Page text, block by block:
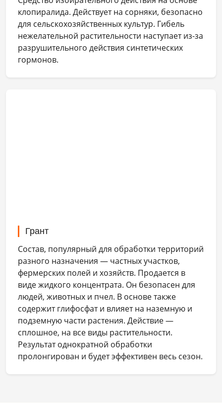
клопиралида. Действует на сорняки, безопасно
для сельскохозяйственных культур. Гибель
нежелательной растительности наступает из-за
разрушительного действия синтетических
гормонов.
Грант
Состав, популярный для обработки территорий
разного назначения — частных участков,
фермерских полей и хозяйств. Продается в
виде жидкого концентрата. Он безопасен для
людей, животных и пчел. В основе также
содержит глифосфат и влияет на наземную и
подземную части растения. Действие —
сплошное, на все виды растительности.
Результат однократной обработки
пролонгирован и будет эффективен весь сезон.